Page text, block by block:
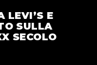
LEVI’S E
SULLA
SECOLO